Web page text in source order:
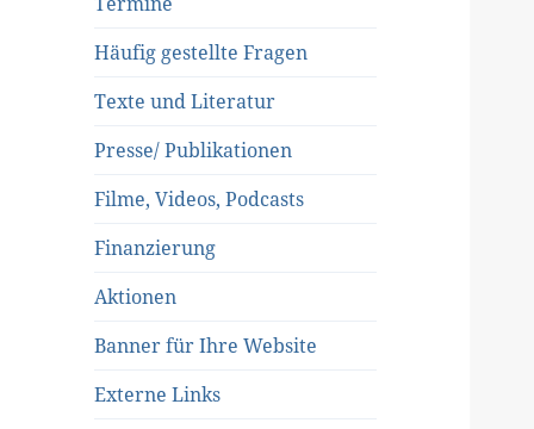
Häufig gestellte Fragen
Texte und Literatur
Presse/ Publikationen
Filme, Videos, Podcasts
Finanzierung
Aktionen
Banner für Ihre Website
Externe Links